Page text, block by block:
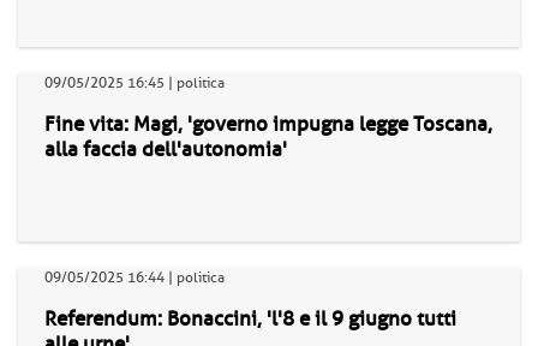
09/05/2025 16:45 | politica
Fine vita: Magi, 'governo impugna legge Toscana,
alla faccia dell'autonomia'
09/05/2025 16:44 | politica
Referendum: Bonaccini, 'l'8 e il 9 giugno tutti